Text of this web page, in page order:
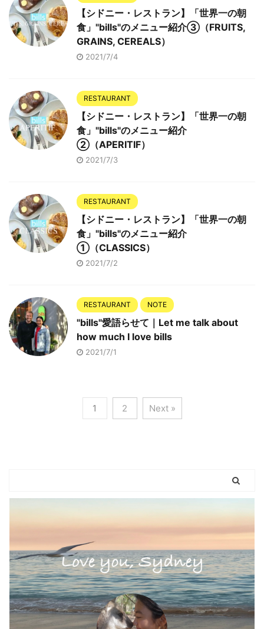
【シドニー・レストラン】「世界一の朝
食」"bills"のメニュー紹介③（FRUITS,
GRAINS, CEREALS）
2021/7/4
RESTAURANT
【シドニー・レストラン】「世界一の朝
食」"bills"のメニュー紹介
②（APERITIF）
2021/7/3
RESTAURANT
【シドニー・レストラン】「世界一の朝
食」"bills"のメニュー紹介
①（CLASSICS）
2021/7/2
RESTAURANT NOTE
"bills"愛語らせて｜Let me talk about
how much I love bills
2021/7/1
1 2 Next »